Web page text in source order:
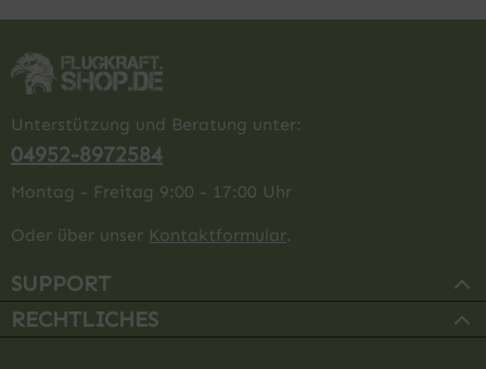
Unterstützung und Beratung unter:
04952-8972584
Montag - Freitag 9:00 - 17:00 Uhr
Oder über unser Kontaktformular.
SUPPORT
RECHTLICHES